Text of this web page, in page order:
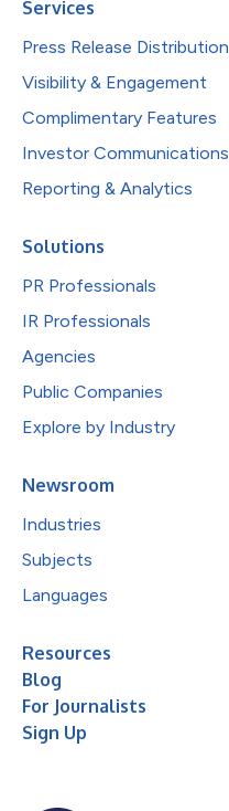
Services
Press Release Distribution
Visibility & Engagement
Complimentary Features
Investor Communications
Reporting & Analytics
Solutions
PR Professionals
IR Professionals
Agencies
Public Companies
Explore by Industry
Newsroom
Industries
Subjects
Languages
Resources
Blog
For Journalists
Sign Up